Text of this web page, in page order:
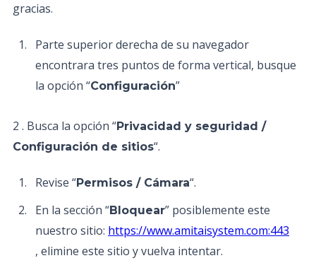
gracias.
Parte superior derecha de su navegador
encontrara tres puntos de forma vertical, busque
la opción “Configuración”
2 . Busca la opción “Privacidad y seguridad /
Configuración de sitios“.
Revise “Permisos / Cámara“.
En la sección “Bloquear” posiblemente este
nuestro sitio: https://www.amitaisystem.com:443
, elimine este sitio y vuelva intentar.